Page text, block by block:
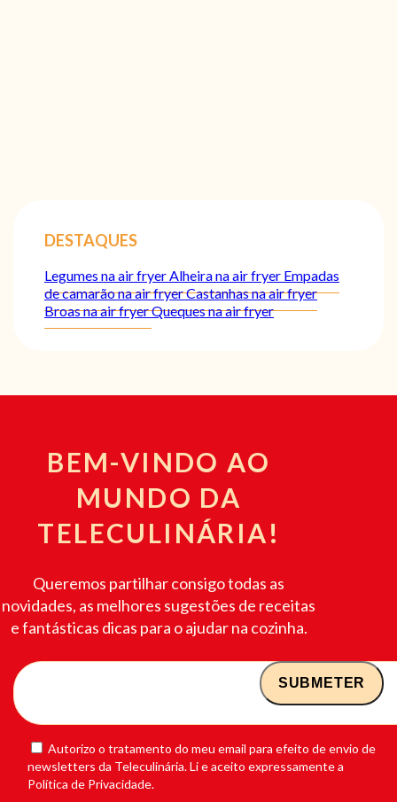
DESTAQUES
Legumes na air fryerAlheira na air fryer Empadas
de camarão na air fryerCastanhas na air fryer
Broas na air fryerQueques na air fryer
BEM-VINDO AO
MUNDO DA
TELECULINÁRIA!
Queremos partilhar consigo todas as
novidades, as melhores sugestões de receitas
e fantásticas dicas para o ajudar na cozinha.
Autorizo o tratamento do meu email para efeito de envio de
newsletters da Teleculinária. Li e aceito expressamente a
Política de Privacidade.